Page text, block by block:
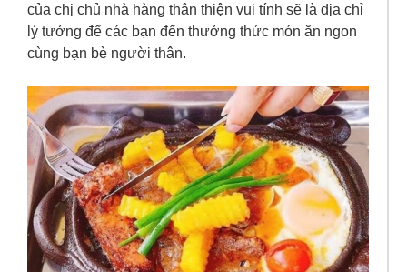
của chị chủ nhà hàng thân thiện vui tính sẽ là địa chỉ
lý tưởng để các bạn đến thưởng thức món ăn ngon
cùng bạn bè người thân.